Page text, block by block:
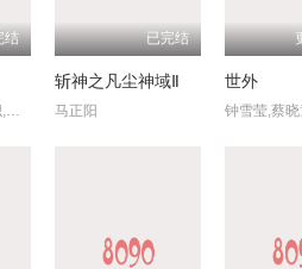
结
细谷佳正,早见沙织,入野自由,诹访部顺一
已完结
斩神之凡尘神域Ⅱ
马正阳
世外